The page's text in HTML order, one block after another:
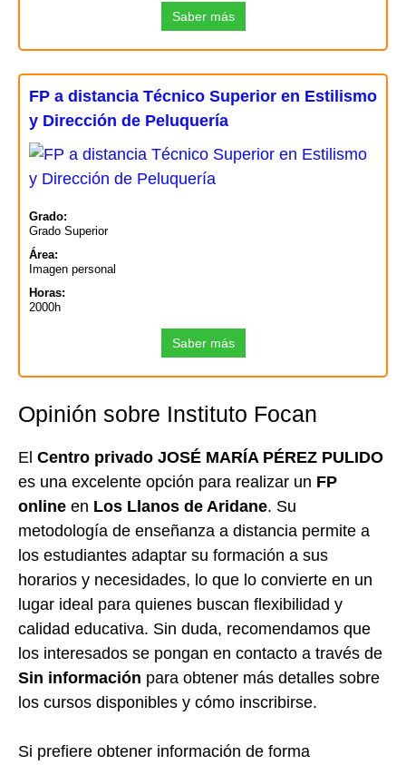
Saber más
FP a distancia Técnico Superior en Estilismo
y Dirección de Peluquería
Grado:
Grado Superior
Área:
Imagen personal
Horas:
2000h
Saber más
Opinión sobre Instituto Focan
El Centro privado JOSÉ MARÍA PÉREZ PULIDO
es una excelente opción para realizar un FP
online en Los Llanos de Aridane. Su
metodología de enseñanza a distancia permite a
los estudiantes adaptar su formación a sus
horarios y necesidades, lo que lo convierte en un
lugar ideal para quienes buscan flexibilidad y
calidad educativa. Sin duda, recomendamos que
los interesados se pongan en contacto a través de
Sin información para obtener más detalles sobre
los cursos disponibles y cómo inscribirse.
Si prefiere obtener información de forma